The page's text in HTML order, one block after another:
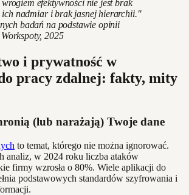
efektywności nie jest brak
ich nadmiar i brak jasnej hierarchii."
badań na podstawie opinii
2025
i prywatność w
pracy zdalnej: fakty, mity
(lub narażają) Twoje dane
to temat, którego nie można ignorować.
analiz, w 2024 roku liczba ataków
firmy wzrosła o 80%. Wiele aplikacji do
podstawowych standardów szyfrowania i